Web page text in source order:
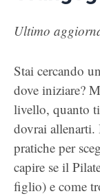
Ultimo
Stai cercando
dove iniziare?
livello, quanto ti
dovrai allenarti.
pratiche per
capire se il
figlio) e come